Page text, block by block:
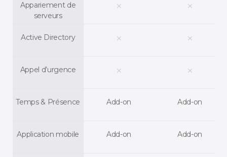
Appariement de
serveurs
Active Directory
Appel d’urgence
Temps & Présence
Application mobile
clear
clear
clear
Add-on
Add-on
clear
clear
clear
Add-on
Add-on